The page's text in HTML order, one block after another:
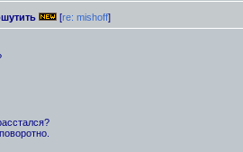
[re: mishoff]